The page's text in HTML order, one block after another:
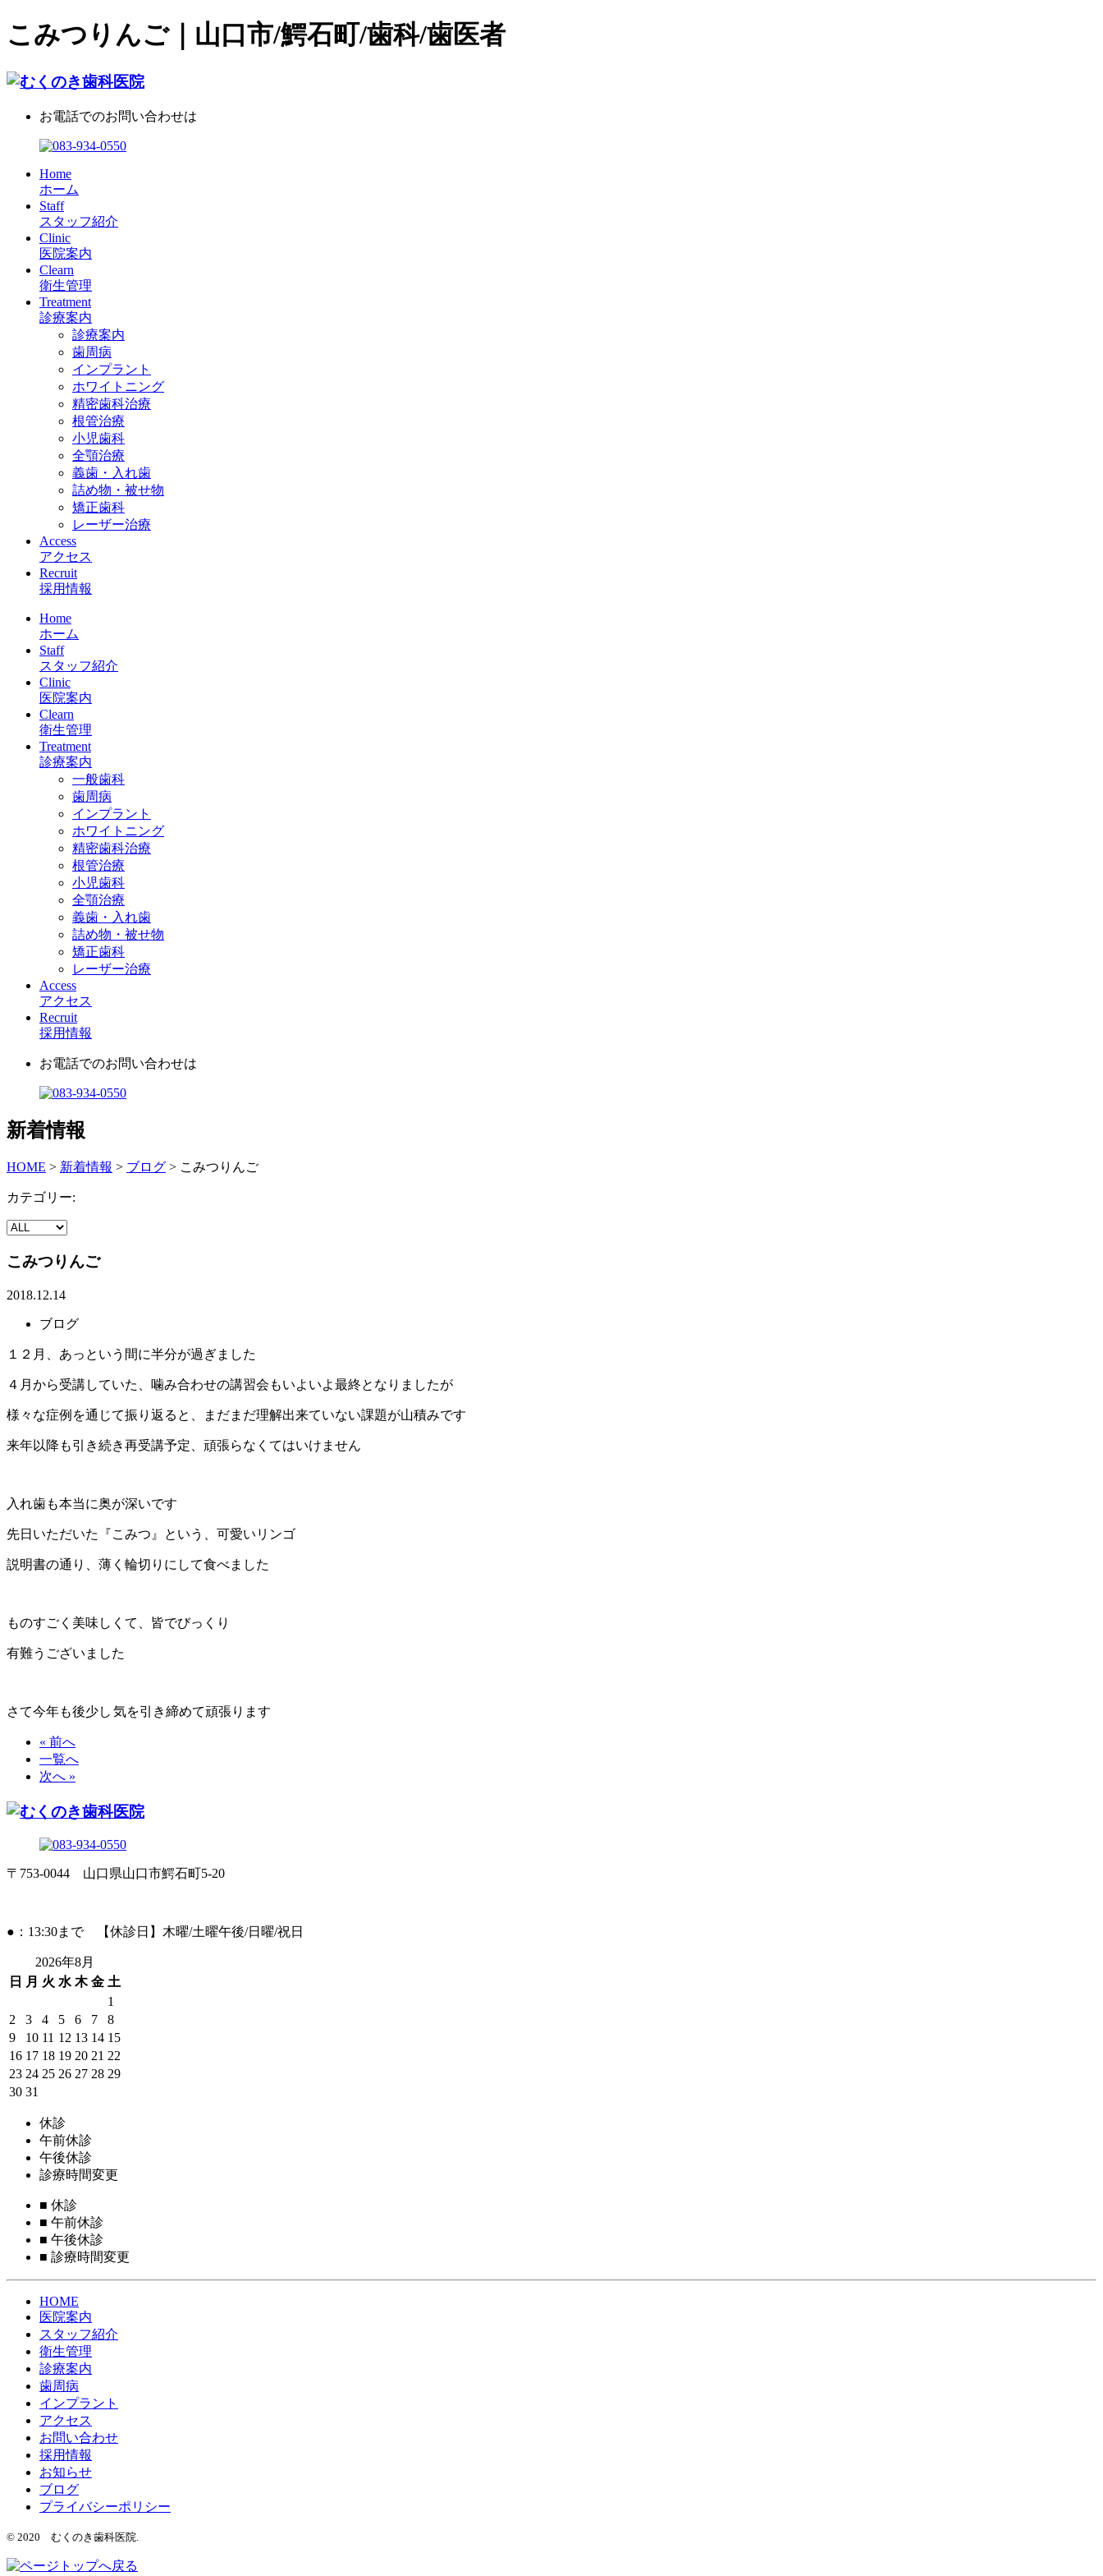
こみつりんご｜山口市/鰐石町/歯科/歯医者
お電話でのお問い合わせは
Home
ホーム
Staff
スタッフ紹介
Clinic
医院案内
Clearn
衛生管理
Treatment
診療案内
診療案内
歯周病
インプラント
ホワイトニング
精密歯科治療
根管治療
小児歯科
全顎治療
義歯・入れ歯
詰め物・被せ物
矯正歯科
レーザー治療
Access
アクセス
Recruit
採用情報
Home
ホーム
Staff
スタッフ紹介
Clinic
医院案内
Clearn
衛生管理
Treatment
診療案内
一般歯科
歯周病
インプラント
ホワイトニング
精密歯科治療
根管治療
小児歯科
全顎治療
義歯・入れ歯
詰め物・被せ物
矯正歯科
レーザー治療
Access
アクセス
Recruit
採用情報
お電話でのお問い合わせは
新着情報
HOME > 新着情報 > ブログ > こみつりんご
カテゴリー:
こみつりんご
2018.12.14
ブログ
１２月、あっという間に半分が過ぎました
４月から受講していた、噛み合わせの講習会もいよいよ最終となりましたが
様々な症例を通じて振り返ると、まだまだ理解出来ていない課題が山積みです
来年以降も引き続き再受講予定、頑張らなくてはいけません
入れ歯も本当に奥が深いです
先日いただいた『こみつ』という、可愛いリンゴ
説明書の通り、薄く輪切りにして食べました
ものすごく美味しくて、皆でびっくり
有難うございました
さて今年も後少し 気を引き締めて頑張ります
« 前へ
一覧へ
次へ »
〒753-0044 山口県山口市鰐石町5-20
●：13:30まで 【休診日】木曜/土曜午後/日曜/祝日
2026年8月
日
月 火 水 木 金 土
1
2
3 4 5 6 7
8
9
10 11 12 13 14 15
16 17 18 19 20 21 22
23 24 25 26 27 28 29
30 31
休診
午前休診
午後休診
診療時間変更
■ 休診
■ 午前休診
■ 午後休診
■ 診療時間変更
HOME
医院案内
スタッフ紹介
衛生管理
診療案内
歯周病
インプラント
アクセス
お問い合わせ
採用情報
お知らせ
ブログ
プライバシーポリシー
© 2020 むくのき歯科医院.